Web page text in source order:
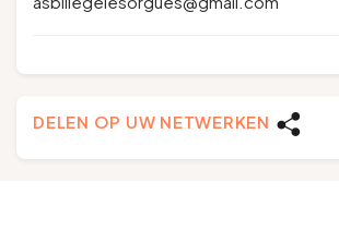
DELEN OP UW NETWERKEN